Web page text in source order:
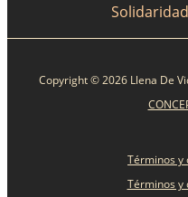
Copyright © 2026 Llena De
Términos y
Términos y